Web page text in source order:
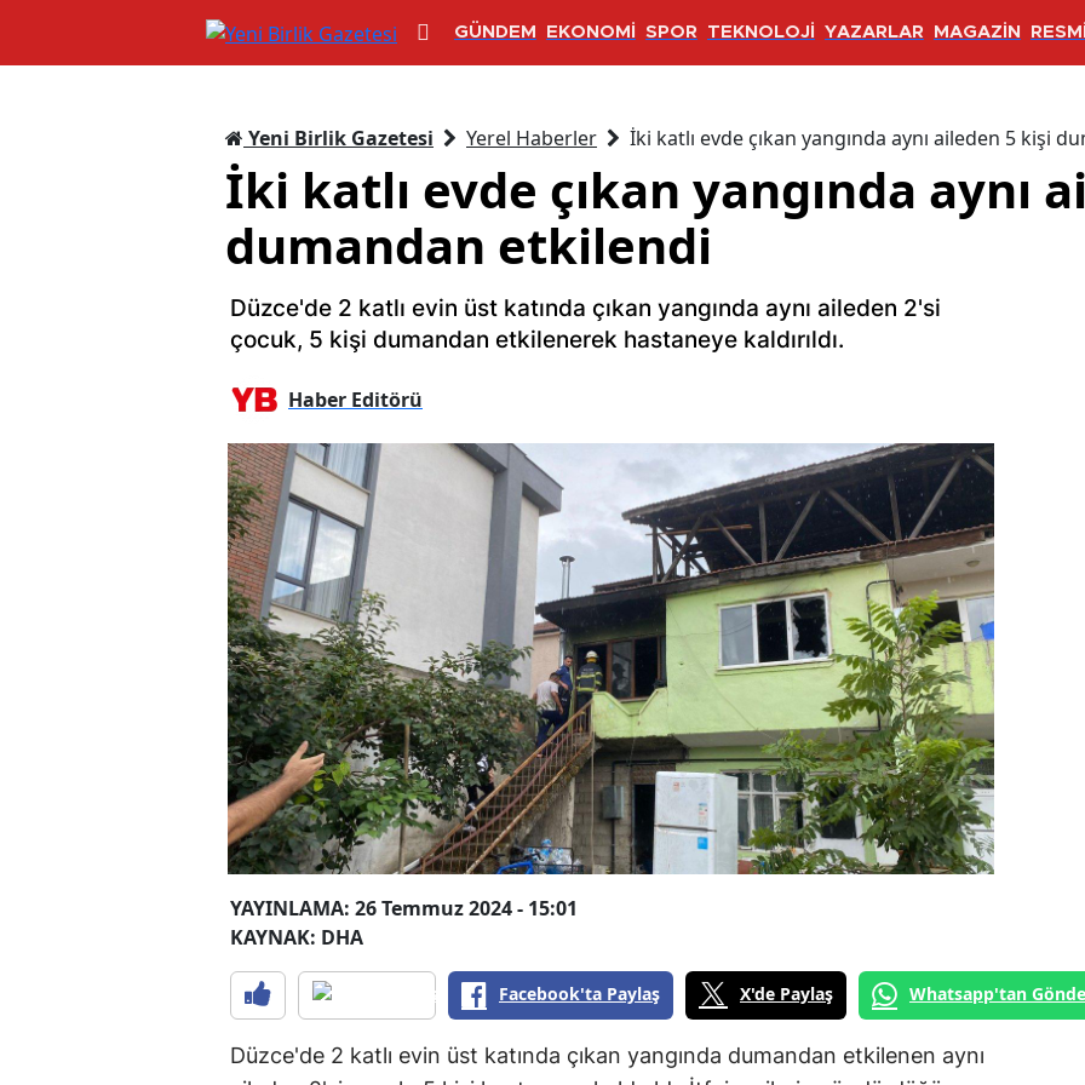
GÜNDEM EKONOMİ SPOR TEKNOLOJİ YAZARLAR MAGAZİN
Yeni Birlik Gazetesi Yerel Haberler İki katlı evde çıkan yangında aynı aileden 5 kişi
İki katlı evde çıkan yangında aynı
dumandan etkilendi
Düzce'de 2 katlı evin üst katında çıkan yangında aynı aileden 2'si
çocuk, 5 kişi dumandan etkilenerek hastaneye kaldırıldı.
Haber Editörü
YAYINLAMA: 26 Temmuz 2024 - 15:01
KAYNAK: DHA
Facebook'ta Paylaş X'de Paylaş Whatsapp'tan
Düzce'de 2 katlı evin üst katında çıkan yangında dumandan etkilenen aynı